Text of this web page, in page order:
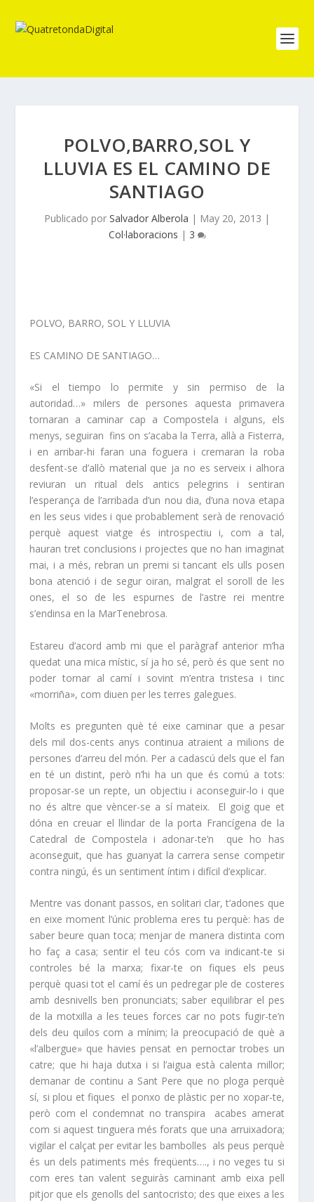
POLVO,BARRO,SOL Y
LLUVIA ES EL CAMINO DE
SANTIAGO
Publicado por Salvador Alberola | May 20, 2013 |
Col·laboracions | 3
POLVO, BARRO, SOL Y LLUVIA
ES CAMINO DE SANTIAGO…
«Si el tiempo lo permite y sin permiso de la
autoridad…» milers de persones aquesta primavera
tornaran a caminar cap a Compostela i alguns, els
menys, seguiran fins on s’acaba la Terra, allà a Fisterra,
i en arribar-hi faran una foguera i cremaran la roba
desfent-se d’allò material que ja no es serveix i alhora
reviuran un ritual dels antics pelegrins i sentiran
l’esperança de l’arribada d’un nou dia, d’una nova etapa
en les seus vides i que probablement serà de renovació
perquè aquest viatge és introspectiu i, com a tal,
hauran tret conclusions i projectes que no han imaginat
mai, i a més, rebran un premi si tancant els ulls posen
bona atenció i de segur oiran, malgrat el soroll de les
ones, el so de les espurnes de l’astre rei mentre
s’endinsa en la MarTenebrosa.
Estareu d’acord amb mi que el paràgraf anterior m’ha
quedat una mica místic, sí ja ho sé, però és que sent no
poder tornar al camí i sovint m’entra tristesa i tinc
«morriña», com diuen per les terres galegues.
Molts es pregunten què té eixe caminar que a pesar
dels mil dos-cents anys continua atraient a milions de
persones d’arreu del món. Per a cadascú dels que el fan
en té un distint, però n’hi ha un que és comú a tots:
proposar-se un repte, un objectiu i aconseguir-lo i que
no és altre que vèncer-se a sí mateix. El goig que et
dóna en creuar el llindar de la porta Francígena de la
Catedral de Compostela i adonar-te’n que ho has
aconseguit, que has guanyat la carrera sense competir
contra ningú, és un sentiment íntim i difícil d’explicar.
Mentre vas donant passos, en solitari clar, t’adones que
en eixe moment l’únic problema eres tu perquè: has de
saber beure quan toca; menjar de manera distinta com
ho faç a casa; sentir el teu cós com va indicant-te si
controles bé la marxa; fixar-te on fiques els peus
perquè quasi tot el camí és un pedregar ple de costeres
amb desnivells ben pronunciats; saber equilibrar el pes
de la motxilla a les teues forces car no pots fugir-te’n
dels deu quilos com a mínim; la preocupació de què a
«l’albergue» que havies pensat en pernoctar trobes un
catre; que hi haja dutxa i si l’aigua està calenta millor;
demanar de continu a Sant Pere que no ploga perquè
sí, si plou et fiques el ponxo de plàstic per no xopar-te,
però com el condemnat no transpira acabes amerat
com si aquest tinguera més forats que una arruixadora;
vigilar el calçat per evitar les bambolles als peus perquè
és un dels patiments més freqüents…., i no veges tu si
com eres tan valent seguiràs caminant amb eixa pell
pitjor que els genolls del santocristo; des que eixes a les